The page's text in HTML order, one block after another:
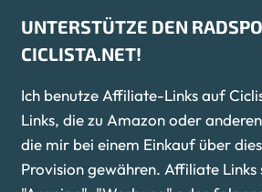
UNTERSTÜTZE DEN
CICLISTA.NET!
Ich benutze Affiliate-Links auf
Links, die zu Amazon oder
die mir bei einem Einkauf über
Provision gewähren. Affiliate